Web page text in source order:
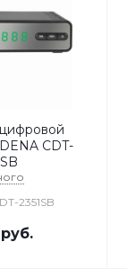
CDT-
2351SB